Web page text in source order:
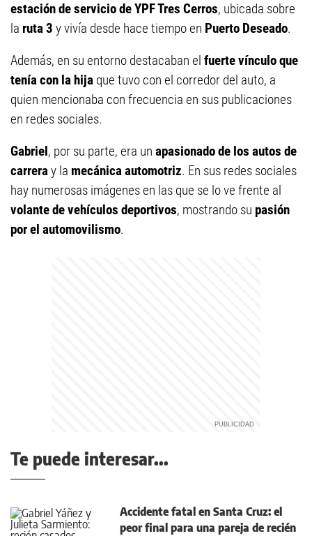
estación de servicio de YPF Tres Cerros, ubicada sobre
la ruta 3 y vivía desde hace tiempo en Puerto Deseado.
Además, en su entorno destacaban el fuerte vínculo que
tenía con la hija que tuvo con el corredor del auto, a
quien mencionaba con frecuencia en sus publicaciones
en redes sociales.
Gabriel, por su parte, era un apasionado de los autos de
carreray la mecánica automotriz. En sus redes sociales
hay numerosas imágenes en las que se lo ve frente al
volante de vehículos deportivos, mostrando su pasión
por el automovilismo.
Te puede interesar...
Accidente fatal en Santa Cruz: el
peor final para una pareja de recién